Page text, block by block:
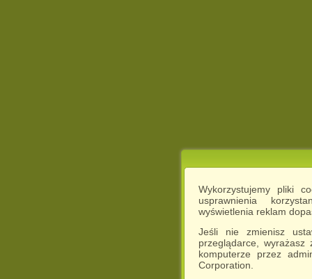
Wykorzystujemy pliki
usprawnienia
wyświetlenia reklam
Jeśli nie zmienisz
przeglądarce,
komputerze przez
Corporation.